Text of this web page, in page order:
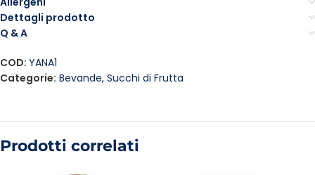
Dettagli prodotto
Q & A
COD: YANA1
Categorie: Bevande, Succhi di Frutta
Prodotti correlati